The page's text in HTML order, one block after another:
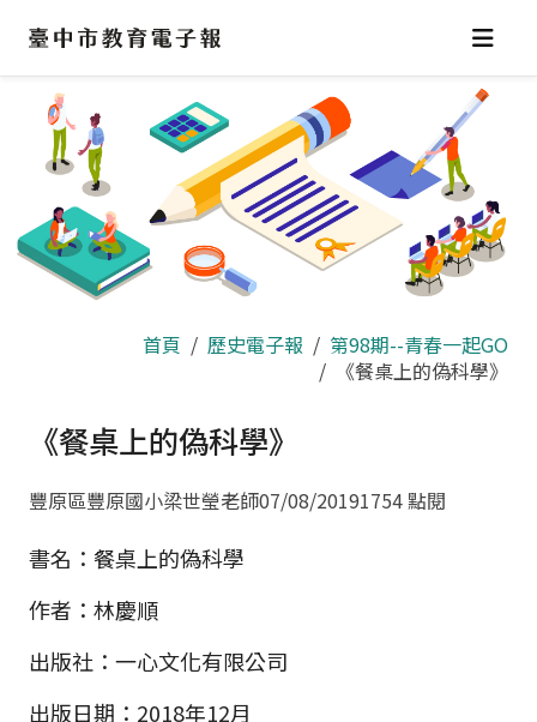
區
首頁 歷史電子報
第98期--青春一起GO
《餐桌上的偽科學》
《餐桌上的偽科學》
豐原區豐原國小梁世瑩老師07/08/20191754 點閱
書名：餐桌上的偽科學
作者：林慶順
出版社：一心文化有限公司
出版日期：2018年12月